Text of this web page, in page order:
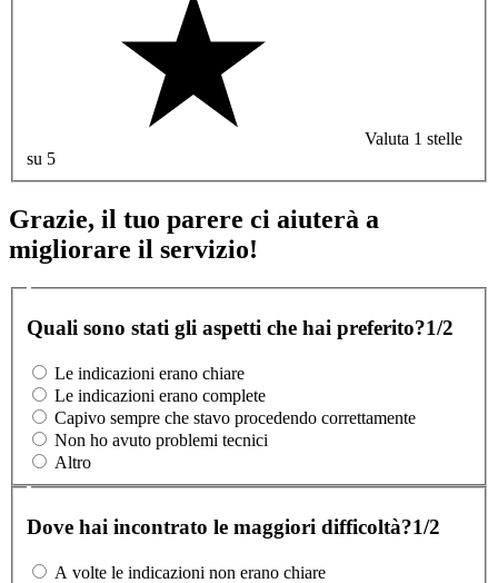
Valuta 1 stelle
su 5
Grazie, il tuo parere ci aiuterà a
migliorare il servizio!
Quali sono stati gli aspetti che hai preferito?1/2
Le indicazioni erano chiare
Le indicazioni erano complete
Capivo sempre che stavo procedendo correttamente
Non ho avuto problemi tecnici
Altro
Dove hai incontrato le maggiori difficoltà?1/2
A volte le indicazioni non erano chiare